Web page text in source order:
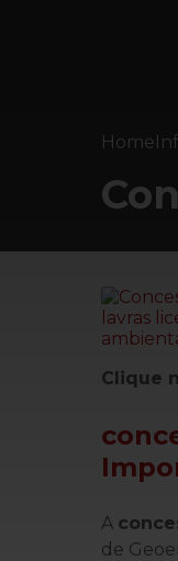
Home
Clique
A
de